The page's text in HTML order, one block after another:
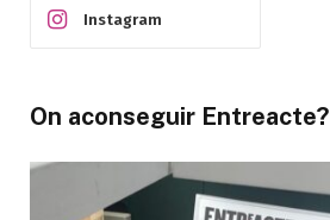
Instagram
On aconseguir Entreacte?